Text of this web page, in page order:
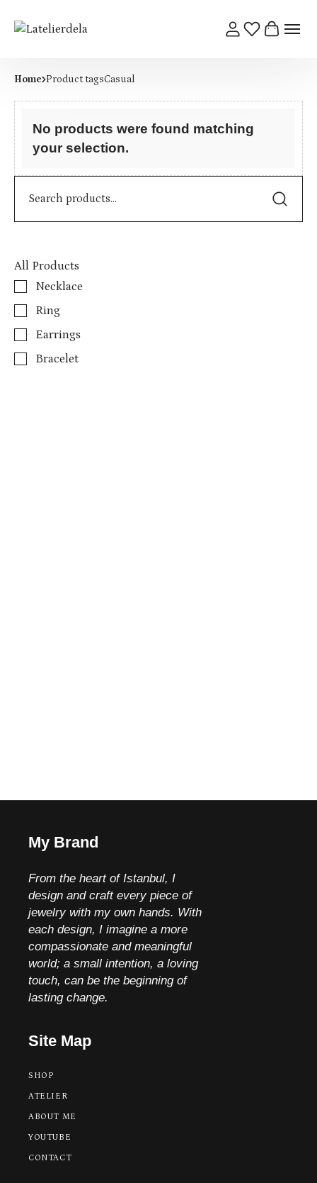
Home Product tagsCasual
No products were found matching
your selection.
All Products
Necklace
Ring
Earrings
Bracelet
My Brand
From the heart of Istanbul, I
design and craft every piece of
jewelry with my own hands. With
each design, I imagine a more
compassionate and meaningful
world; a small intention, a loving
touch, can be the beginning of
lasting change.
Site Map
SHOP
ATELIER
ABOUT ME
YOUTUBE
CONTACT